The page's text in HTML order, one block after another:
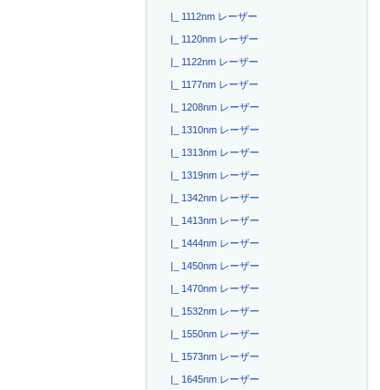
|_ 1112nm レーザー
|_ 1120nm レーザー
|_ 1122nm レーザー
|_ 1177nm レーザー
|_ 1208nm レーザー
|_ 1310nm レーザー
|_ 1313nm レーザー
|_ 1319nm レーザー
|_ 1342nm レーザー
|_ 1413nm レーザー
|_ 1444nm レーザー
|_ 1450nm レーザー
|_ 1470nm レーザー
|_ 1532nm レーザー
|_ 1550nm レーザー
|_ 1573nm レーザー
|_ 1645nm レーザー